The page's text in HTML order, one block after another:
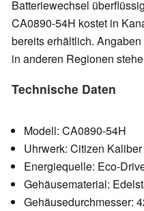
Batteriewechsel
CA0890-54H kostet in
bereits erhältlich.
in anderen Regionen
Technische Daten
Modell: CA0890-54H
Uhrwerk: Citizen
Energiequelle: Eco-
Gehäusematerial:
Gehäusedurchmesser: